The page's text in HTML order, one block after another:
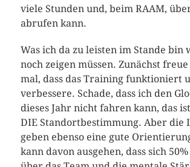
viele Stunden und, beim RAAM,
abrufen kann.
Was ich da zu leisten im Stande bin
noch zeigen müssen. Zunächst
mal, dass das Training funktioniert
verbessere. Schade, dass ich den
dieses Jahr nicht fahren kann, das
DIE Standortbestimmung. Aber die
geben ebenso eine gute
kann davon ausgehen, dass sich